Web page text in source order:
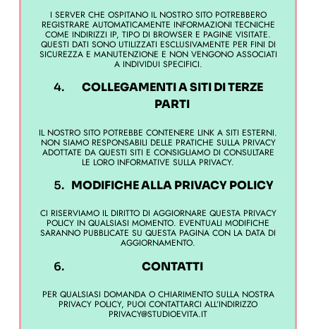
I SERVER CHE OSPITANO IL NOSTRO SITO POTREBBERO
REGISTRARE AUTOMATICAMENTE INFORMAZIONI TECNICHE
COME INDIRIZZI IP, TIPO DI BROWSER E PAGINE VISITATE.
QUESTI DATI SONO UTILIZZATI ESCLUSIVAMENTE PER FINI DI
SICUREZZA E MANUTENZIONE E NON VENGONO ASSOCIATI
A INDIVIDUI SPECIFICI.
COLLEGAMENTI A SITI DI TERZE
PARTI
IL NOSTRO SITO POTREBBE CONTENERE LINK A SITI ESTERNI.
NON SIAMO RESPONSABILI DELLE PRATICHE SULLA PRIVACY
ADOTTATE DA QUESTI SITI E CONSIGLIAMO DI CONSULTARE
LE LORO INFORMATIVE SULLA PRIVACY.
MODIFICHE ALLA PRIVACY POLICY
CI RISERVIAMO IL DIRITTO DI AGGIORNARE QUESTA PRIVACY
POLICY IN QUALSIASI MOMENTO. EVENTUALI MODIFICHE
SARANNO PUBBLICATE SU QUESTA PAGINA CON LA DATA DI
AGGIORNAMENTO.
CONTATTI
PER QUALSIASI DOMANDA O CHIARIMENTO SULLA NOSTRA
PRIVACY POLICY, PUOI CONTATTARCI ALL’INDIRIZZO
PRIVACY@STUDIOEVITA.IT